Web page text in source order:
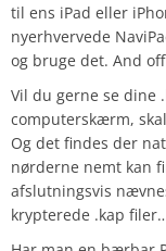
til ens iPad eller
nyerhvervede
og bruge det. And
Vil du gerne se dine
computerskærm,
Og det findes der
nørderne nemt kan
afslutningsvis
krypterede .kap